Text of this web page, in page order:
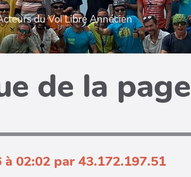
du Vol Libre Annécien
de la page
02:02 par 43.172.197.51